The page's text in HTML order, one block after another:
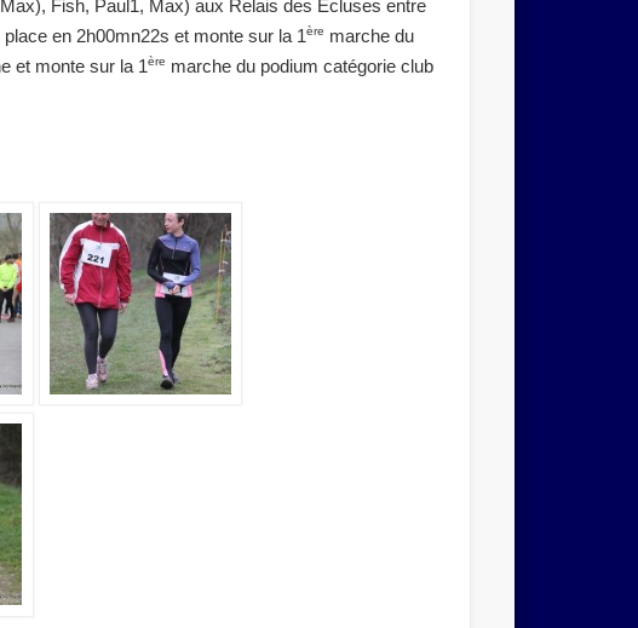
Fish, Paul1, Max) aux Relais des Ecluses entre
place en 2h00mn22s et monte sur la 1ère marche du
et monte sur la 1ère marche du podium catégorie club